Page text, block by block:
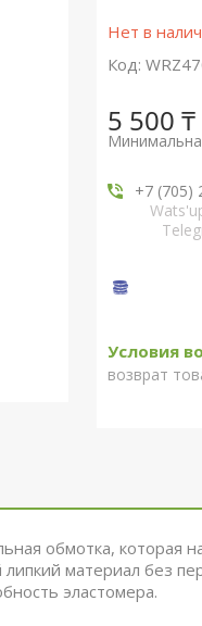
Нет в
Код:
5 500 ₸
+7 (705)
возврат
обмотка, которая
материал без
эластомера.